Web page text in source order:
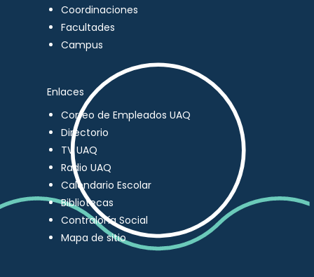
Coordinaciones
Facultades
Campus
Enlaces
Correo de Empleados UAQ
Directorio
TV UAQ
Radio UAQ
Calendario Escolar
Bibliotecas
Contraloría Social
Mapa de sitio